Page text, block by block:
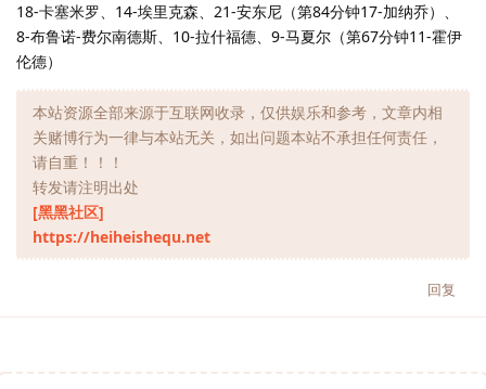
18-卡塞米罗、14-埃里克森、21-安东尼（第84分钟17-加纳乔）、
8-布鲁诺-费尔南德斯、10-拉什福德、9-马夏尔（第67分钟11-霍伊
伦德）
本站资源全部来源于互联网收录，仅供娱乐和参考，文章内相
关赌博行为一律与本站无关，如出问题本站不承担任何责任，
请自重！！！
转发请注明出处
[黑黑社区]
https://heiheishequ.net
回复